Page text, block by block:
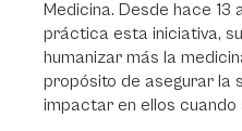
Medicina. Desde hace 13
práctica esta iniciativa,
humanizar más la
propósito de asegurar la
impactar en ellos cuando